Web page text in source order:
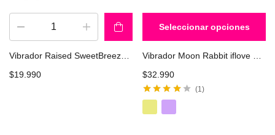
Vibrador Raised SweetBreeze CHISA CN-160773111
$19.990
Seleccionar opciones
Vibrador Moon Rabbit iflove 240904
$32.990
Valorado
5
1